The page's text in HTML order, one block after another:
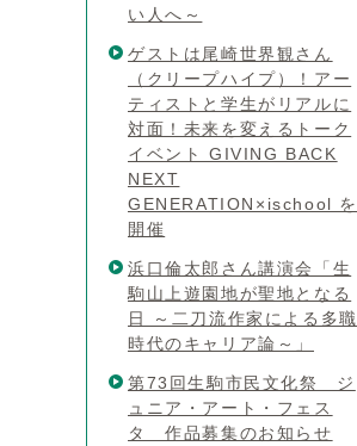
い人へ～
ゲストは尾崎世界観さん
（クリープハイプ）！アー
ティストと学生がリアルに
対面！未来を変えるトーク
イベント GIVING BACK
NEXT
GENERATION×ischool を
開催
浜口倫太郎さん講演会「生
駒山上遊園地が聖地となる
日 ～二刀流作家による多職
時代のキャリア論～」
第73回生駒市民文化祭 ジ
ュニア・アート・フェス
タ 作品募集のお知らせ